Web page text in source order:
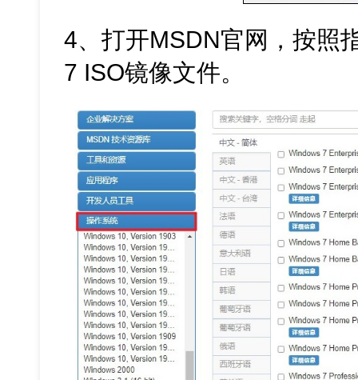
4、打开MSDN官网，按照
7 ISO镜像文件。